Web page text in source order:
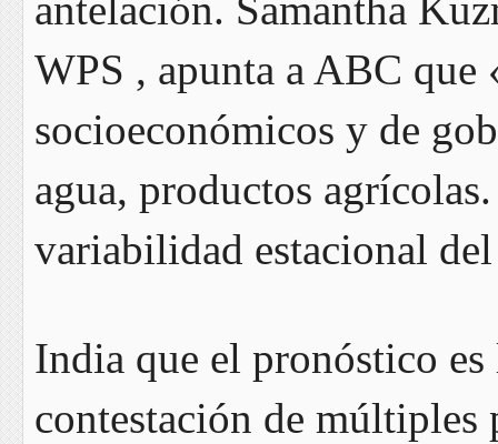
WPS , apunta a ABC que
socioeconómicos y de
agua, productos
variabilidad estacional
India que el pronóstico
contestación de múltiples